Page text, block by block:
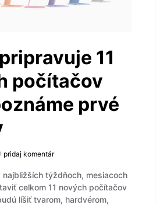
11
počítačov
prvé
pridaj komentár
najbližších týždňoch, mesiacoch
celkom 11 nových počítačov
líšiť tvarom, hardvérom,